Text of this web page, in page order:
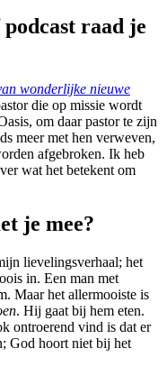
raad je
wonderlijke nieuwe
die op missie wordt
om daar pastor te zijn
meer met hen verweven,
afgebroken. Ik heb
wat het betekent om
je mee?
lievelingsverhaal; het
in. Een man met
Maar het allermooiste is
. Hij gaat bij hem eten.
ontroerend vind is dat er
God hoort niet bij het